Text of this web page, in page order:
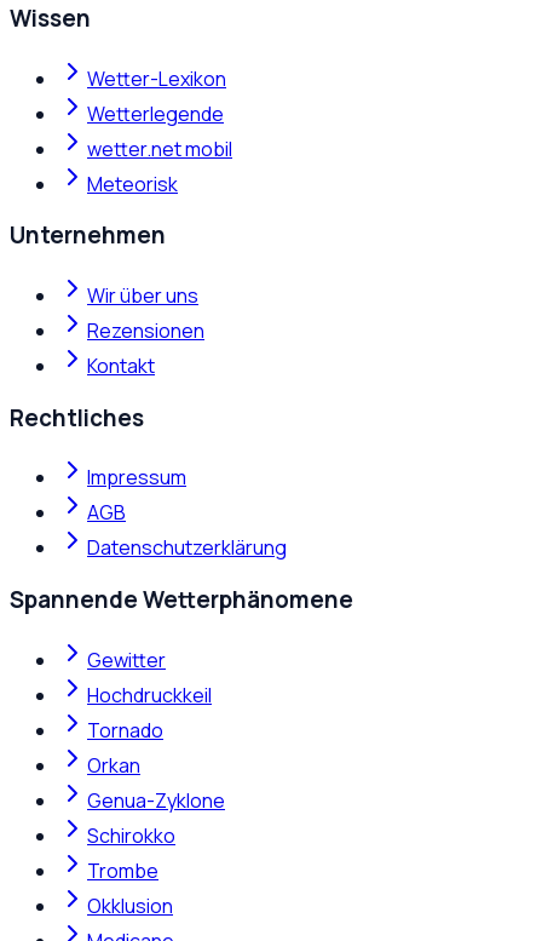
Wissen
Wetter-Lexikon
Wetterlegende
wetter.net mobil
Meteorisk
Unternehmen
Wir über uns
Rezensionen
Kontakt
Rechtliches
Impressum
AGB
Datenschutzerklärung
Spannende Wetterphänomene
Gewitter
Hochdruckkeil
Tornado
Orkan
Genua-Zyklone
Schirokko
Trombe
Okklusion